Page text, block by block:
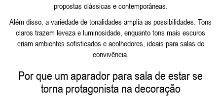
propostas clássicas e contemporâneas.
Além disso, a variedade de tonalidades amplia as possibilidades. Tons
claros trazem leveza e luminosidade, enquanto tons mais escuros
criam ambientes sofisticados e acolhedores, ideais para salas de
convivência.
Por que um aparador para sala de estar se
torna protagonista na decoração